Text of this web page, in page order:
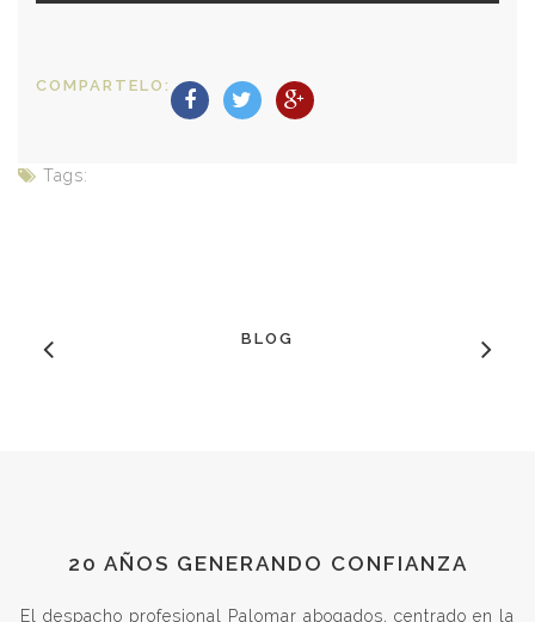
COMPARTELO:
Tags:
BLOG
20 AÑOS GENERANDO CONFIANZA
El despacho profesional Palomar abogados, centrado en la